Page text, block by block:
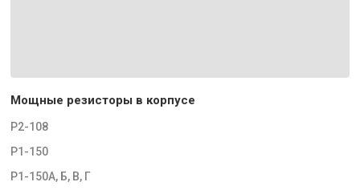
Мощные резисторы в корпусе
Р2-108
Р1-150
Р1-150А, Б, В, Г